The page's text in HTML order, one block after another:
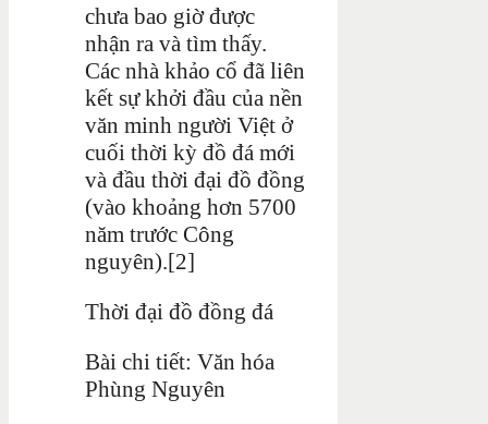
chưa bao giờ được
nhận ra và tìm thấy.
Các nhà khảo cổ đã liên
kết sự khởi đầu của nền
văn minh người Việt ở
cuối thời kỳ đồ đá mới
và đầu thời đại đồ đồng
(vào khoảng hơn 5700
năm trước Công
nguyên).[2]
Thời đại đồ đồng đá
Bài chi tiết: Văn hóa
Phùng Nguyên